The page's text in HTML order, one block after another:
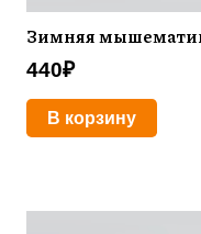
Зимняя
440₽
В корзину